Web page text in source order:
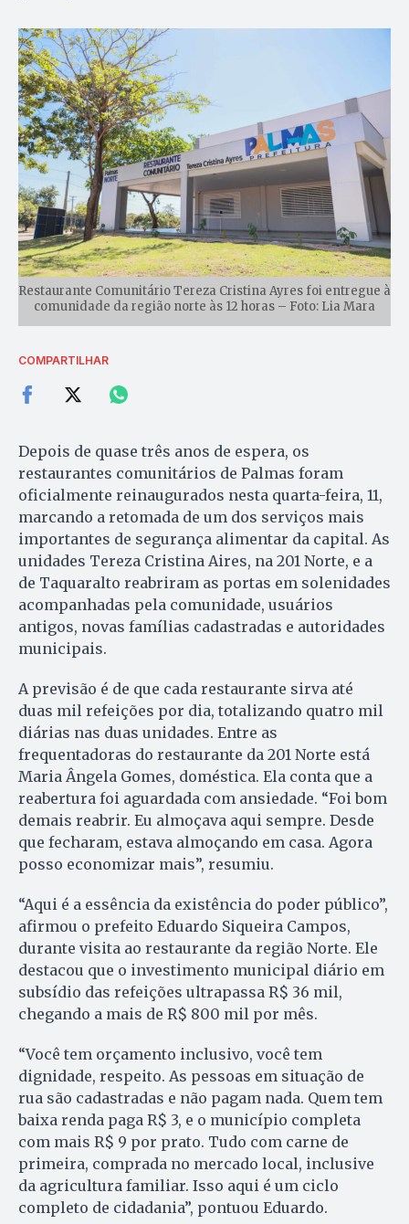
Restaurante Comunitário Tereza Cristina Ayres foi entregue à
comunidade da região norte às 12 horas – Foto: Lia Mara
COMPARTILHAR
Depois de quase três anos de espera, os
restaurantes comunitários de Palmas foram
oficialmente reinaugurados nesta quarta-feira, 11,
marcando a retomada de um dos serviços mais
importantes de segurança alimentar da capital. As
unidades Tereza Cristina Aires, na 201 Norte, e a
de Taquaralto reabriram as portas em solenidades
acompanhadas pela comunidade, usuários
antigos, novas famílias cadastradas e autoridades
municipais.
A previsão é de que cada restaurante sirva até
duas mil refeições por dia, totalizando quatro mil
diárias nas duas unidades. Entre as
frequentadoras do restaurante da 201 Norte está
Maria Ângela Gomes, doméstica. Ela conta que a
reabertura foi aguardada com ansiedade. “Foi bom
demais reabrir. Eu almoçava aqui sempre. Desde
que fecharam, estava almoçando em casa. Agora
posso economizar mais”, resumiu.
“Aqui é a essência da existência do poder público”,
afirmou o prefeito Eduardo Siqueira Campos,
durante visita ao restaurante da região Norte. Ele
destacou que o investimento municipal diário em
subsídio das refeições ultrapassa R$ 36 mil,
chegando a mais de R$ 800 mil por mês.
“Você tem orçamento inclusivo, você tem
dignidade, respeito. As pessoas em situação de
rua são cadastradas e não pagam nada. Quem tem
baixa renda paga R$ 3, e o município completa
com mais R$ 9 por prato. Tudo com carne de
primeira, comprada no mercado local, inclusive
da agricultura familiar. Isso aqui é um ciclo
completo de cidadania”, pontuou Eduardo.